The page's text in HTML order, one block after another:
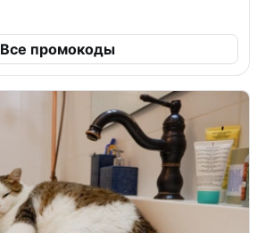
Все промокоды